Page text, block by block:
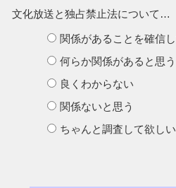
文化放送と独占禁止法について…
関係があることを確信
何らか関係があると思う
良くわからない
関係ないと思う
ちゃんと調査して欲しい